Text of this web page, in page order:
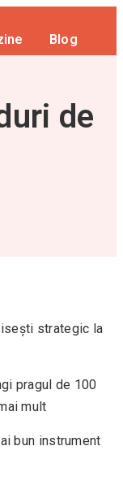
Blog
de
strategic la
pragul de 100
mult
bun instrument